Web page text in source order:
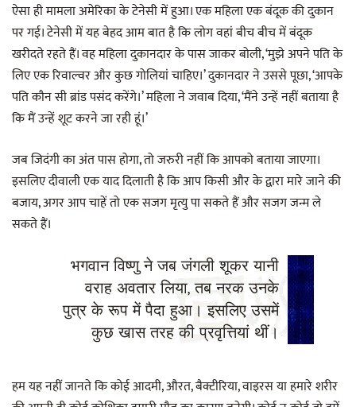
ऐसा ही मामला अमेरिका के टेनेसी में हुआ। एक महिला एक बंदूक की दुकान
पर गई। टेनेसी में यह बेहद आम बात है कि लोग वहां बीच बीच में बंदूक
खरीदते रहते हैं। वह महिला दुकानदार के पास जाकर बोली, ‘मुझे अपने पति के
लिए एक रिवाल्वर और कुछ गोलियां चाहिए।’ दुकानदार ने उससे पूछा, ‘आपके
पति कौन सी ब्रांड पसंद करेंगे।’ महिला ने जवाब दिया, ‘मैंने उन्हें नहीं बताया है
कि मैं उन्हें शूट करने जा रही हूं।’
जब जिदंगी का अंत पास होगा, तो जरुरी नहीं कि आपको बताया जाएगा।
इसलिए दीवाली एक याद दिलाती है कि आप किसी और के द्वारा मारे जाने की
बजाय, अगर आप चाहें तो एक सजग मृत्यु पा सकते हैं और सजग जन्म ले
सकते हैं।
भगवान विष्णु ने जब जंगली शूकर यानी
वराह अवतार लिया, तब नरक उनके
पुत्र के रूप में पैदा हुआ। इसलिए उसमें
कुछ खास तरह की प्रवृत्तियां थीं।
हम यह नहीं जानते कि कोई आदमी, औरत, बैक्टीरिया, वाइरस या हमारे शरीर